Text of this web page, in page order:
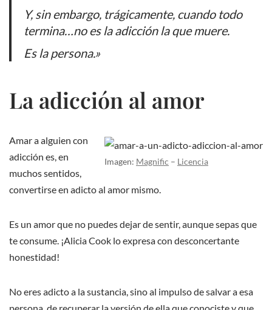
Y, sin embargo, trágicamente, cuando todo
termina…no es la adicción la que muere.
Es la persona.»
La adicción al amor
Imagen: Magnific – Licencia
Amar a alguien con
adicción es, en
muchos sentidos,
convertirse en adicto al amor mismo.
Es un amor que no puedes dejar de sentir, aunque sepas que
te consume. ¡Alicia Cook lo expresa con desconcertante
honestidad!
No eres adicto a la sustancia, sino al impulso de salvar a esa